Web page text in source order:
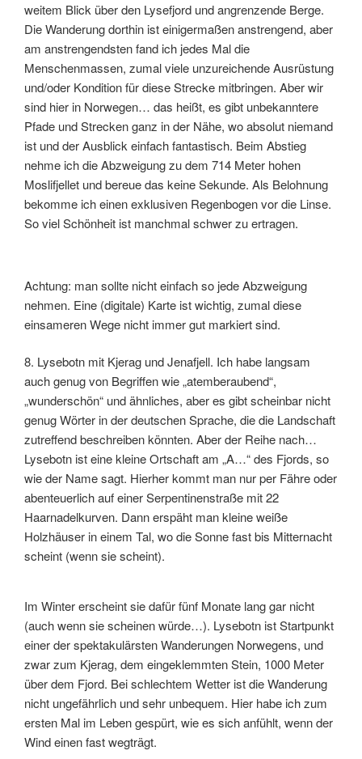
weitem Blick über den Lysefjord und angrenzende Berge.
Die Wanderung dorthin ist einigermaßen anstrengend, aber
am anstrengendsten fand ich jedes Mal die
Menschenmassen, zumal viele unzureichende Ausrüstung
und/oder Kondition für diese Strecke mitbringen. Aber wir
sind hier in Norwegen… das heißt, es gibt unbekanntere
Pfade und Strecken ganz in der Nähe, wo absolut niemand
ist und der Ausblick einfach fantastisch. Beim Abstieg
nehme ich die Abzweigung zu dem 714 Meter hohen
Moslifjellet und bereue das keine Sekunde. Als Belohnung
bekomme ich einen exklusiven Regenbogen vor die Linse.
So viel Schönheit ist manchmal schwer zu ertragen.
Achtung: man sollte nicht einfach so jede Abzweigung
nehmen. Eine (digitale) Karte ist wichtig, zumal diese
einsameren Wege nicht immer gut markiert sind.
8. Lysebotn mit Kjerag und Jenafjell. Ich habe langsam
auch genug von Begriffen wie „atemberaubend“,
„wunderschön“ und ähnliches, aber es gibt scheinbar nicht
genug Wörter in der deutschen Sprache, die die Landschaft
zutreffend beschreiben könnten. Aber der Reihe nach…
Lysebotn ist eine kleine Ortschaft am „A…“ des Fjords, so
wie der Name sagt. Hierher kommt man nur per Fähre oder
abenteuerlich auf einer Serpentinenstraße mit 22
Haarnadelkurven. Dann erspäht man kleine weiße
Holzhäuser in einem Tal, wo die Sonne fast bis Mitternacht
scheint (wenn sie scheint).
Im Winter erscheint sie dafür fünf Monate lang gar nicht
(auch wenn sie scheinen würde…). Lysebotn ist Startpunkt
einer der spektakulärsten Wanderungen Norwegens, und
zwar zum Kjerag, dem eingeklemmten Stein, 1000 Meter
über dem Fjord. Bei schlechtem Wetter ist die Wanderung
nicht ungefährlich und sehr unbequem. Hier habe ich zum
ersten Mal im Leben gespürt, wie es sich anfühlt, wenn der
Wind einen fast wegträgt.